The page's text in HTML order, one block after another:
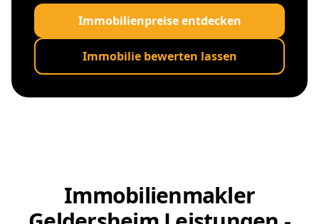
Immobilienpreise entdecken
Immobilie bewerten lassen
Immobilienmakler